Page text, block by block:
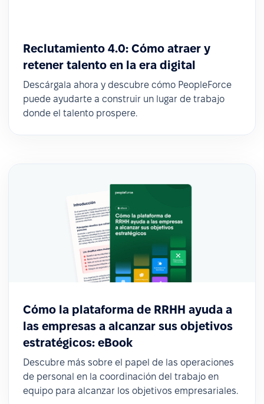
Reclutamiento 4.0: Cómo atraer y
retener talento en la era digital
Descárgala ahora y descubre cómo PeopleForce
puede ayudarte a construir un lugar de trabajo
donde el talento prospere.
Cómo la plataforma de RRHH ayuda a
las empresas a alcanzar sus objetivos
estratégicos: eBook
Descubre más sobre el papel de las operaciones
de personal en la coordinación del trabajo en
equipo para alcanzar los objetivos empresariales.